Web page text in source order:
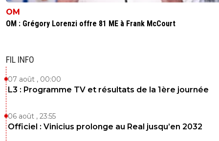
OM
OM : Grégory Lorenzi offre 81 ME à Frank McCourt
FIL INFO
07 août , 00:00
L3 : Programme TV et résultats de la 1ère journée
06 août , 23:55
Officiel : Vinicius prolonge au Real jusqu’en 2032